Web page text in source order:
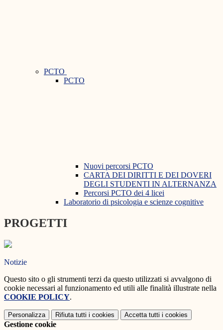
PCTO
PCTO
Nuovi percorsi PCTO
CARTA DEI DIRITTI E DEI DOVERI
DEGLI STUDENTI IN ALTERNANZA
Percorsi PCTO dei 4 licei
Laboratorio di psicologia e scienze cognitive
PROGETTI
Notizie
Questo sito o gli strumenti terzi da questo utilizzati si avvalgono di
cookie necessari al funzionamento ed utili alle finalità illustrate nella
COOKIE POLICY.
Personalizza Rifiuta tutti i cookies Accetta tutti i cookies
Gestione cookie